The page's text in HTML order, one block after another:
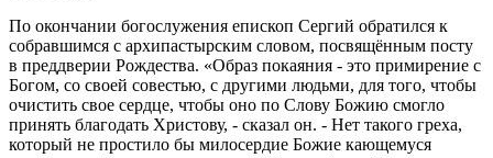
По окончании богослужения епископ Сергий обратился к
собравшимся с архипастырским словом, посвящённым посту
в преддверии Рождества. «Образ покаяния - это примирение с
Богом, со своей совестью, с другими людьми, для того, чтобы
очистить свое сердце, чтобы оно по Слову Божию смогло
принять благодать Христову, - сказал он. - Нет такого греха,
который не простило бы милосердие Божие кающемуся